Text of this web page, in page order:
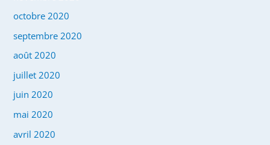
octobre 2020
septembre 2020
août 2020
juillet 2020
juin 2020
mai 2020
avril 2020